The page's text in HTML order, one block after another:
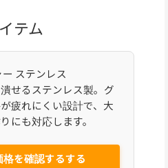
テム
ステンレス
せるステンレス製。グ
疲れにくい設計で、大
にも対応します。
を確認するする